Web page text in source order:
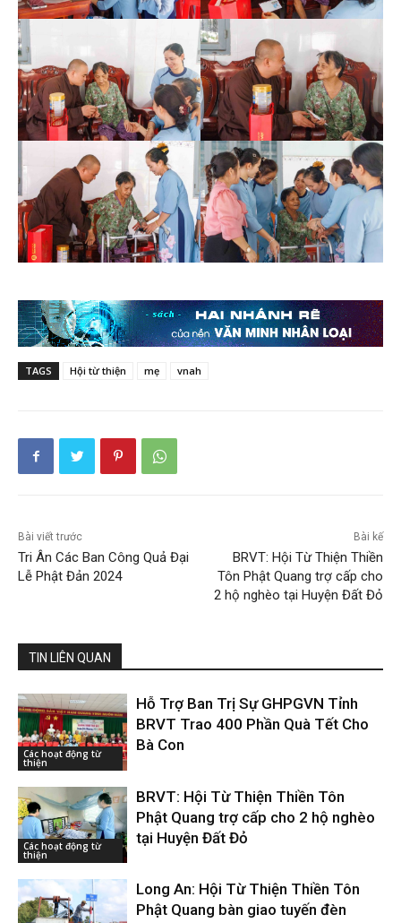
TAGS Hội từ thiện mẹ vnah
Bài viết trước
Tri Ân Các Ban Công Quả Đại
Lễ Phật Đản 2024
Bài kế
BRVT: Hội Từ Thiện Thiền
Tôn Phật Quang trợ cấp cho
2 hộ nghèo tại Huyện Đất Đỏ
TIN LIÊN QUAN
Các hoạt động từ
thiện
Hỗ Trợ Ban Trị Sự GHPGVN Tỉnh
BRVT Trao 400 Phần Quà Tết Cho
Bà Con
Các hoạt động từ
thiện
BRVT: Hội Từ Thiện Thiền Tôn
Phật Quang trợ cấp cho 2 hộ nghèo
tại Huyện Đất Đỏ
Long An: Hội Từ Thiện Thiền Tôn
Phật Quang bàn giao tuyến đèn